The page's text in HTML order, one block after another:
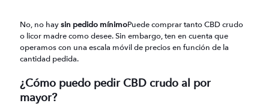
No, no haysin pedido mínimoPuede comprar tanto CBD crudo
o licor madre como desee. Sin embargo, ten en cuenta que
operamos con una escala móvil de precios en función de la
cantidad pedida.
¿Cómo puedo pedir CBD crudo al por
mayor?